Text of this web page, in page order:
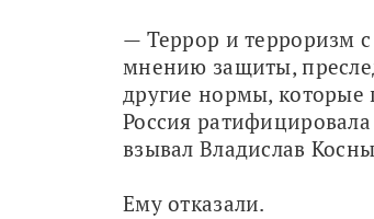
— Террор и терроризм
мнению защиты,
другие нормы,
Россия
взывал Владислав
Ему отказали.